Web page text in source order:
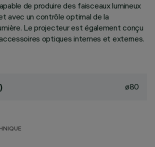
de produire des faisceaux lumineux
avec un contrôle optimal de la
Le projecteur est également conçu
optiques internes et externes.
ø80